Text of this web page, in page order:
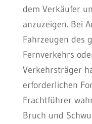
dem Verkäufer
anzuzeigen. Bei
Fahrzeugen des
Fernverkehrs
Verkehrsträger
erforderlichen
Frachtführer
Bruch und